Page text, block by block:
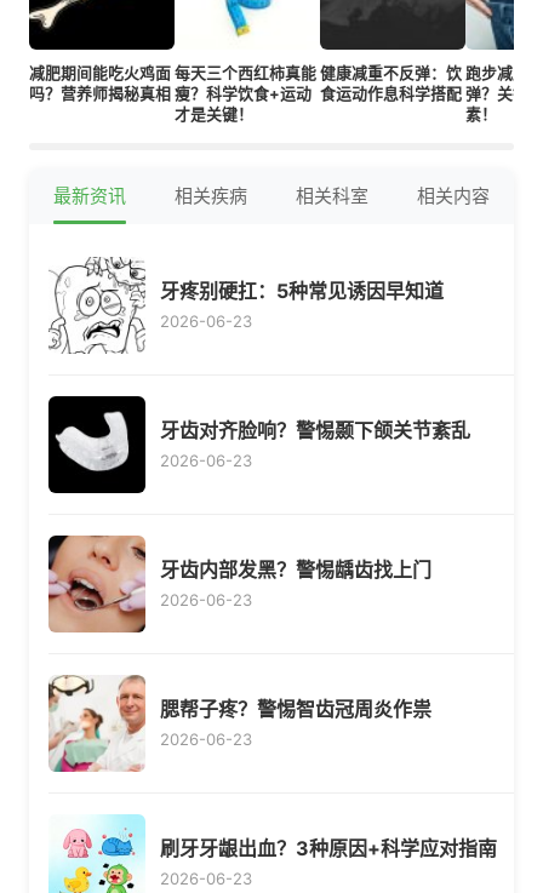
减肥期间能吃火鸡面
吗？营养师揭秘真相
每天三个西红柿真能
瘦？科学饮食+运动
才是关键！
健康减重不反弹：饮
食运动作息科学搭配
跑步减肥
弹？关键
素！
最新资讯 相关疾病 相关科室 相关内容
牙疼别硬扛：5种常见诱因早知道
2026-06-23
牙齿对齐脸响？警惕颞下颌关节紊乱
2026-06-23
牙齿内部发黑？警惕龋齿找上门
2026-06-23
腮帮子疼？警惕智齿冠周炎作祟
2026-06-23
刷牙牙龈出血？3种原因+科学应对指南
2026-06-23